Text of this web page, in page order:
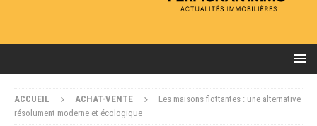
ACCUEIL ACHAT-VENTE
Les maisons flottantes : une alternative
résolument moderne et écologique